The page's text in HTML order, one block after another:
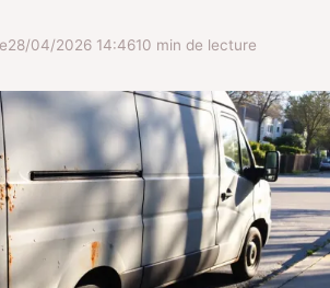
28/04/2026 14:4610 min de lecture